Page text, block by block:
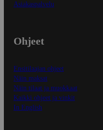
Asiakaspalvelu
Ohjeet
Ensitilaajan ohjeet
Näin maksat
Näin tilaat ja muokkaat
Kaikki ohjeet ja vinkit
In English